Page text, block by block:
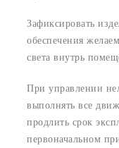
Зафиксировать
обеспечения
света внутрь
При управлении
выполнять все
продлить срок
первоначальном